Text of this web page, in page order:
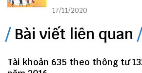
17/11/2020
Bài viết liên quan
Tài khoản 635 theo thông tư